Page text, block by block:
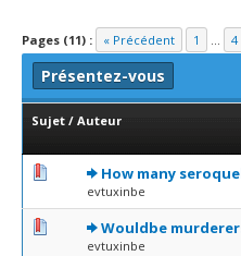
Pages (11) : « Précédent 1 ... 4
Présentez-vous
Sujet / Auteur
How many
evtuxinbe
0 Votes - 0 sur 5 en
123
Wouldbe
evtuxinbe
0 Votes - 0 sur 5 en
123